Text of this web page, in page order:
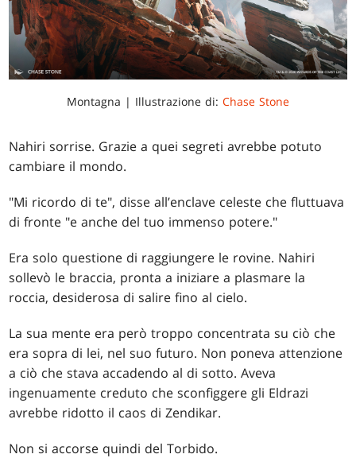
Montagna | Illustrazione di: Chase Stone
Nahiri sorrise. Grazie a quei segreti avrebbe potuto
cambiare il mondo.
"Mi ricordo di te", disse all’enclave celeste che fluttuava
di fronte "e anche del tuo immenso potere."
Era solo questione di raggiungere le rovine. Nahiri
sollevò le braccia, pronta a iniziare a plasmare la
roccia, desiderosa di salire fino al cielo.
La sua mente era però troppo concentrata su ciò che
era sopra di lei, nel suo futuro. Non poneva attenzione
a ciò che stava accadendo al di sotto. Aveva
ingenuamente creduto che sconfiggere gli Eldrazi
avrebbe ridotto il caos di Zendikar.
Non si accorse quindi del Torbido.